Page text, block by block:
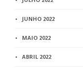
JUNHO 2022
MAIO 2022
ABRIL 2022